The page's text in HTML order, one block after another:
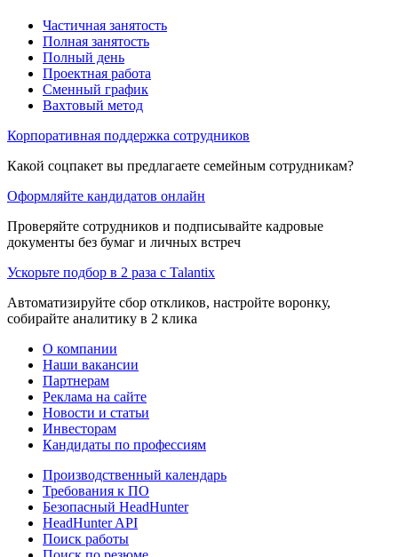
Частичная занятость
Полная занятость
Полный день
Проектная работа
Сменный график
Вахтовый метод
Корпоративная поддержка сотрудников
Какой соцпакет вы предлагаете семейным сотрудникам?
Оформляйте кандидатов онлайн
Проверяйте сотрудников и подписывайте кадровые
документы без бумаг и личных встреч
Ускорьте подбор в 2 раза с Talantix
Автоматизируйте сбор откликов, настройте воронку,
собирайте аналитику в 2 клика
О компании
Наши вакансии
Партнерам
Реклама на сайте
Новости и статьи
Инвесторам
Кандидаты по профессиям
Производственный календарь
Требования к ПО
Безопасный HeadHunter
HeadHunter API
Поиск работы